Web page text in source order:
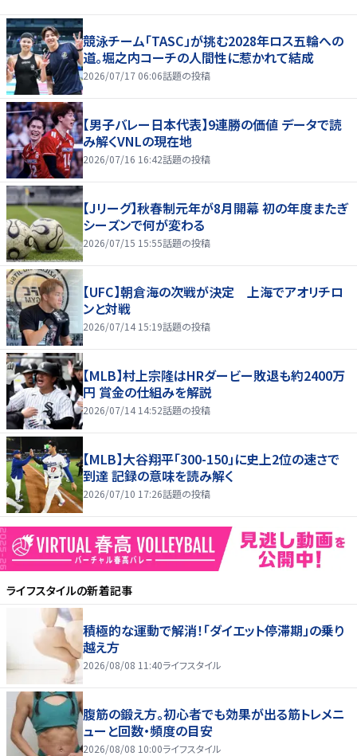
競泳チーム「TASC」が挑む2028年ロス五輪への
道。堀之内コーチの人間性に惹かれて結成
2026/07/17 06:06話題の投稿
【男子バレー日本代表】9連勝の価値 データで読
み解くVNLの現在地
2026/07/16 16:42話題の投稿
【Jリーグ】秋春制元年が8月開幕 初の年度またぎ
シーズンで何が変わる
2026/07/15 15:55話題の投稿
【UFC】朝倉海の次戦が決定 上海でアオリチロ
ンと対戦
2026/07/14 15:19話題の投稿
【MLB】村上宗隆はHRダービー敗退も約2400万
円 賞金の仕組みを解説
2026/07/14 14:52話題の投稿
【MLB】大谷翔平「300-150」に史上2位の速さで
到達 記録の意味を読み解く
2026/07/10 17:26話題の投稿
ライフスタイルの新着記事
積極的な運動で解消！「ダイエット停滞期」の乗り
越え方
2026/08/08 11:40ライフスタイル
腹筋の鍛え方。初心者でも効果が出る筋トレメニ
ューと回数・頻度の目安
2026/08/08 10:00ライフスタイル